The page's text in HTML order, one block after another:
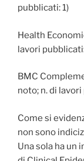
pubblicati: 1)
Health
lavori
BMC
noto; n. di
Come si
non sono
Una sola ha un